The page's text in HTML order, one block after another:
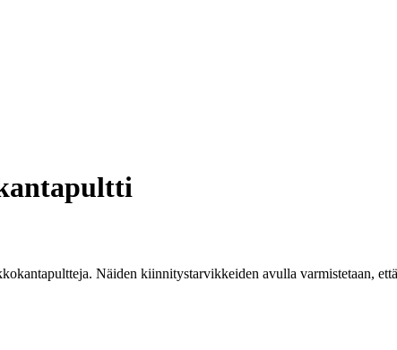
Näiden kiinnitystarvikkeiden avulla varmistetaan,